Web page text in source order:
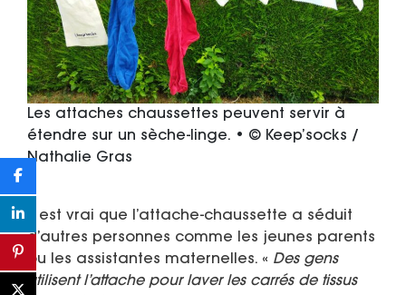
Les attaches chaussettes peuvent servir à
étendre sur un sèche-linge. • © Keep’socks /
Nathalie Gras
Il est vrai que l’attache-chaussette a séduit
d’autres personnes comme les jeunes parents
ou les assistantes maternelles. « Des gens
utilisent l’attache pour laver les carrés de tissus